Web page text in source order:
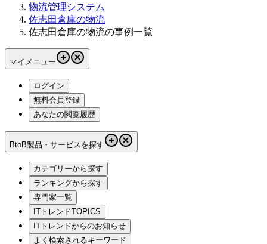
物流管理システム
佐志田倉庫の物流
佐志田倉庫の物流の事例一覧
マイメニュー
ログイン
無料会員登録
あなたの閲覧履歴
BtoB製品・サービスを探す
カテゴリーから探す
ランキングから探す
専門家一覧
ITトレンドTOPICS
ITトレンドからのお知らせ
よく検索されるキーワード